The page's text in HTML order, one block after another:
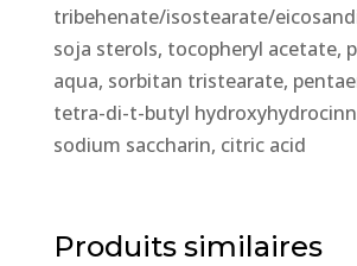
tribehenate/isostearate/
soja sterols, tocopheryl acetate,
aqua, sorbitan tristearate,
tetra-di-t-butyl
sodium saccharin, citric acid
Produits similaires